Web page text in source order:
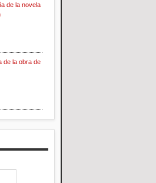
de la novela
de la obra de